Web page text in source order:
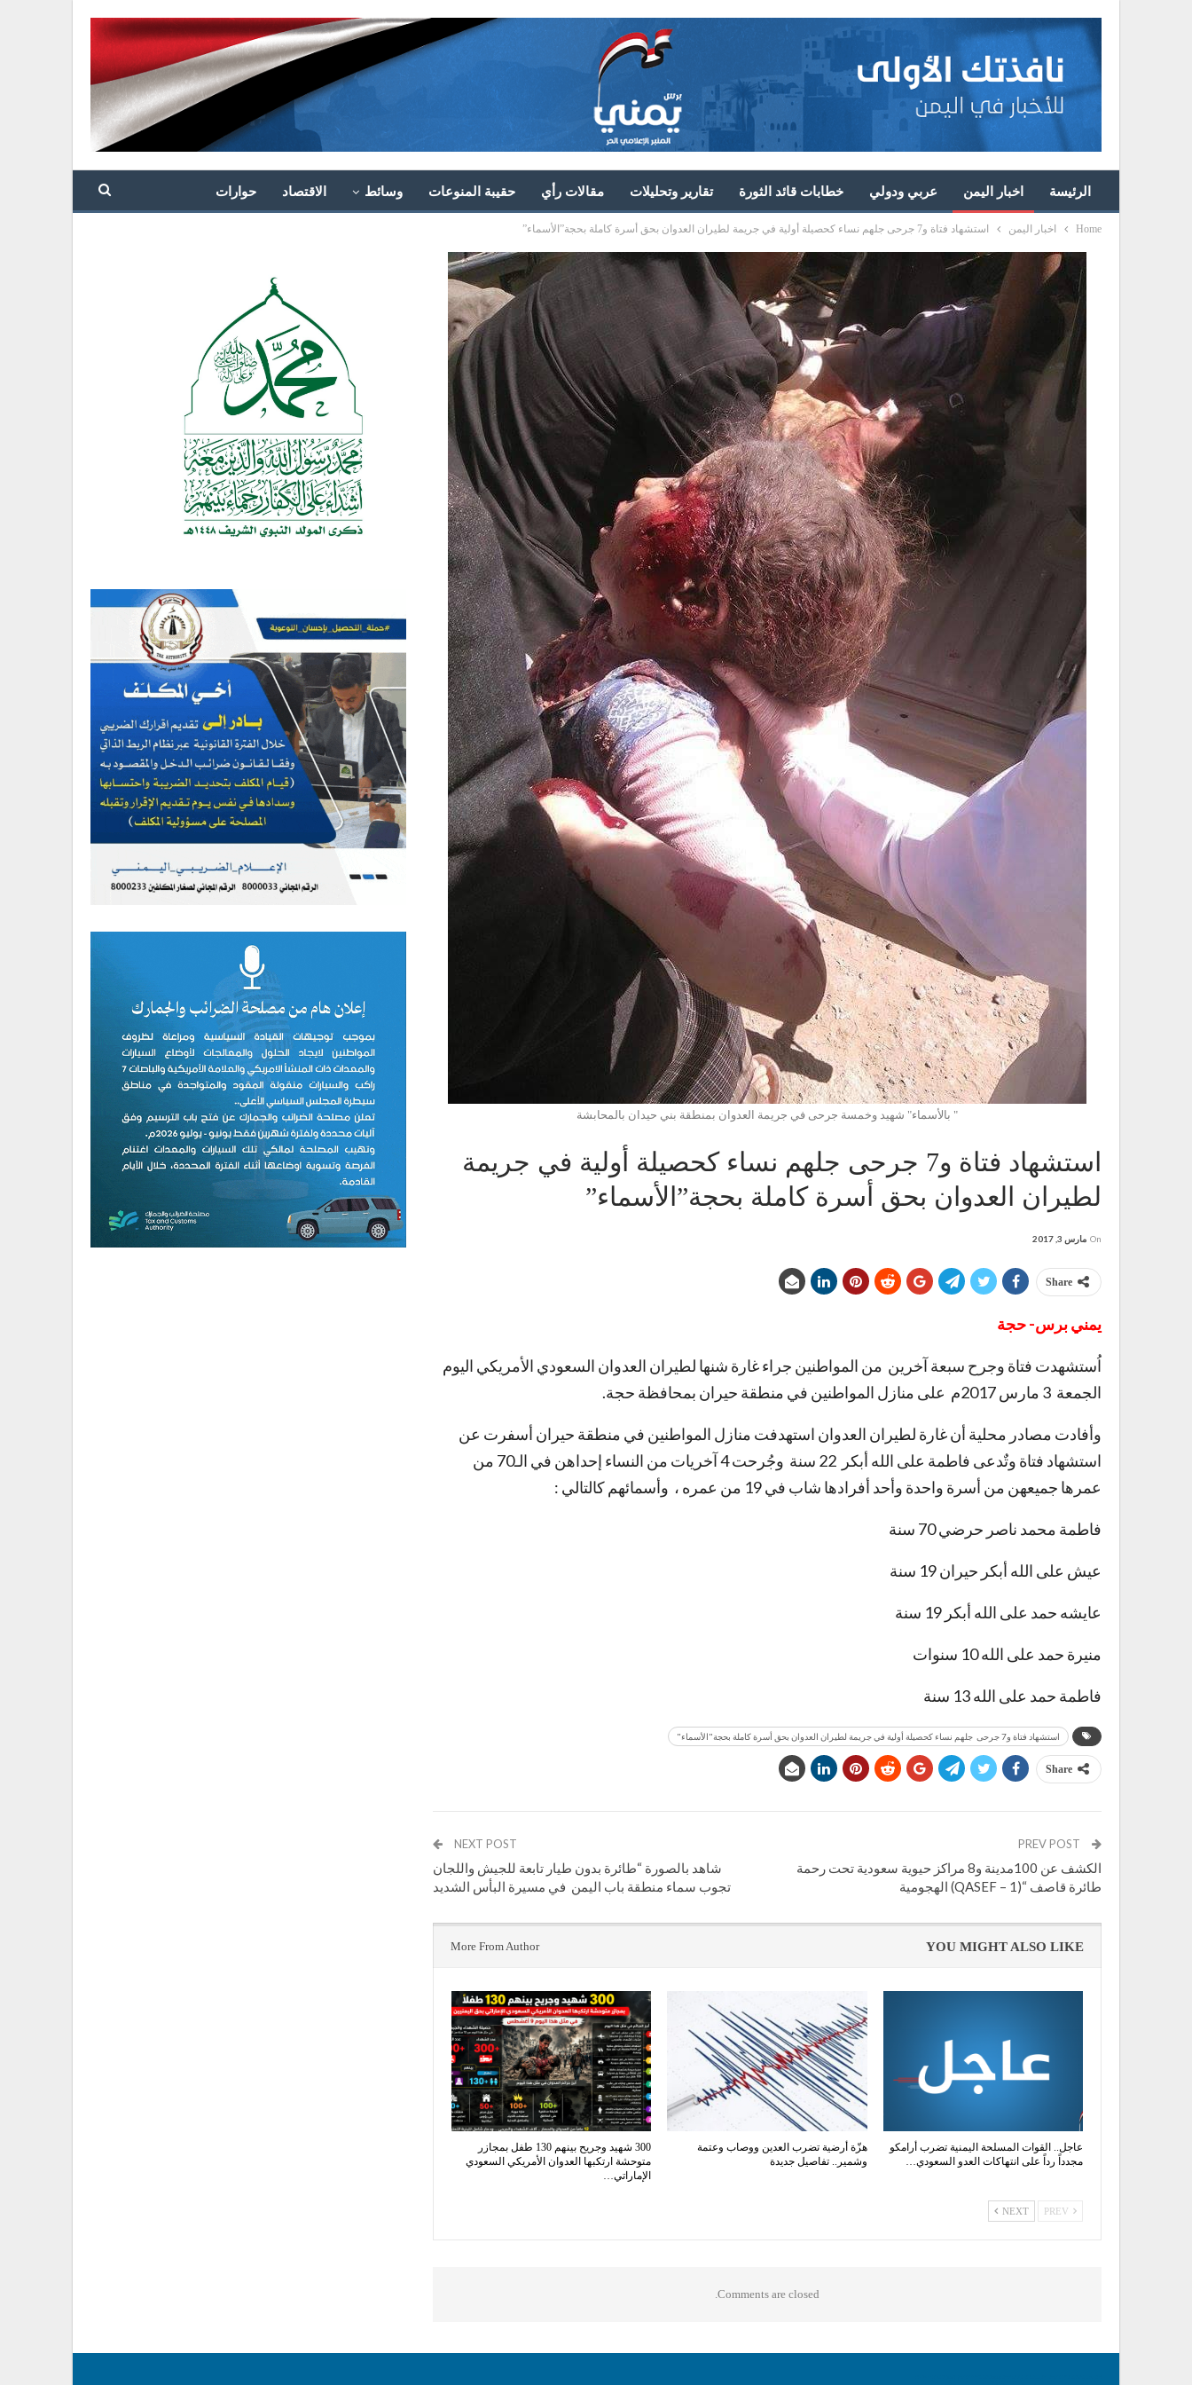
الرئيسة اخبار اليمن عربي ودولي خطابات قائد الثورة تقارير وتحليلات مقالات رأي حقيبة المنوعات وسائط الاقتصاد حوارات
Home اخبار اليمن استشهاد فتاة و7 جرحى جلهم نساء كحصيلة أولية في جريمة لطيران العدوان بحق أسرة كاملة بحجة”الأسماء”
" بالأسماء" شهيد وخمسة جرحى في جريمة العدوان بمنطقة بني حيدان بالمحابشة
استشهاد فتاة و7 جرحى جلهم نساء كحصيلة أولية في جريمة
لطيران العدوان بحق أسرة كاملة بحجة”الأسماء”
On مارس 3, 2017
Share
يمني برس- حجة
اُستشهدت فتاة وجرح سبعة آخرين من المواطنين جراء غارة شنها لطيران العدوان السعودي الأمريكي اليوم
الجمعة 3 مارس 2017م على منازل المواطنين في منطقة حيران بمحافظة حجة.
وأفادت مصادر محلية أن غارة لطيران العدوان استهدفت منازل المواطنين في منطقة حيران أسفرت عن
استشهاد فتاة وتٌدعى فاطمة على الله أبكر 22 سنة وجُرحت 4 آخريات من النساء إحداهن في الـ70 من
عمرها جميعهن من أسرة واحدة وأحد أفرادها شاب في 19 من عمره ، وأسمائهم كالتالي :
فاطمة محمد ناصر حرضي 70 سنة
عيش على الله أبكر حيران 19 سنة
عايشه حمد على الله أبكر 19 سنة
منيرة حمد على الله 10 سنوات
فاطمة حمد على الله 13 سنة
استشهاد فتاة و7 جرحى جلهم نساء كحصيلة أولية في جريمة لطيران العدوان بحق أسرة كاملة بحجة"الأسماء"
Share
الكشف عن 100مدينة و8 مراكز حيوية سعودية تحت رحمة
طائرة قاصف “(QASEF – 1) الهجومية
NEXT POST
شاهد بالصورة “طائرة بدون طيار تابعة للجيش واللجان
تجوب سماء منطقة باب اليمن في مسيرة البأس الشديد
YOU MIGHT ALSO LIKE
More From Author
عاجل.. القوات المسلحة اليمنية تضرب أرامكو
مجدداً رداً على انتهاكات العدو السعودي…
هزّة أرضية تضرب العدين ووصاب وعتمة
وشمير.. تفاصيل جديدة
300 شهيد وجريح بينهم 130 طفل بمجازر
متوحشة ارتكبها العدوان الأمريكي السعودي
الإماراتي…
NEXT
Comments are closed.